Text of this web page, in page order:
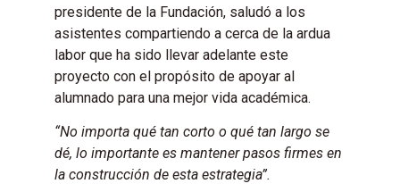
presidente de la Fundación, saludó a los
asistentes compartiendo a cerca de la ardua
labor que ha sido llevar adelante este
proyecto con el propósito de apoyar al
alumnado para una mejor vida académica.
“No importa qué tan corto o qué tan largo se
dé, lo importante es mantener pasos firmes en
la construcción de esta estrategia”.